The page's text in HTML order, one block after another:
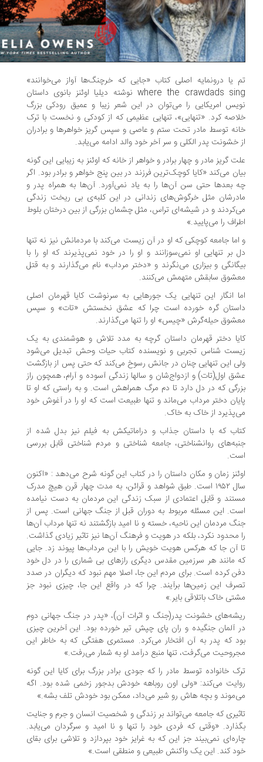
یا درونمایه اصلی کتاب «جایی که خرچنگ‌ها آواز می‌خوانند»
where the crawdads sing نوشته دیلیا اوئنز بانوی داستان
امریکایی را می‌توان در این شعر زیبا و عمیق رودکی بزرگ
کرد. «تنهایی»، تنهایی عظیمی که از کودکی و نخست با ترک
توسط مادر تحت ستم و عاصی و سپس گریز خواهرها و برادران
خشونت پدر الکلی و سر آخر خود والد ادامه می‌یابد.
گریز مادر و چهار برادر و خواهر از خانه که اوئنز به زیبایی این گونه
می‌کند «کایا کوچک‌ترین فرزند در بین پنج خواهر و برادر بود. اگر
بعدها حتی سن آن‌ها را به یاد نمی‌آورد. آن‌ها به همراه پدر و
مثل خرگوش‌های زندانی در این کلبه‌ی بی ریخت زندگی
و در شیشه‌ای تراس، مثل چشمان بزرگی از بین درختان بلوط
را می‌پایید.»
جامعه کوچکی که او در آن زیست می‌کند با مردمانش نیز نه تنها
بر تنهایی او نمی‌سوزانند و او را در خود نمی‌پذیرند که او را با
و بیزاری می‌نگرند و «دختر مرداب» نام می‌گذارند و به قتل
سابقش متهمش می‌کنند.
انگار این تنهایی یک جورهایی به سرنوشت کایا قهرمان اصلی
گره خورده است چرا که عشق نخستش «تات» و سپس
حیله‌گرش «چیس» او را تنها می‌گذارند.
دختر قهرمان داستان گرچه به مدد تلاش و هوشمندی به یک
شناس تجربی و نویسنده کتاب حیات وحش تبدیل می‌شود
این تنهایی چنان در جانش رسوخ می‌کند که حتی پس از بازگشت
اول(تات) و ازدواج‌شان و سالها زندگی آسوده و آرام، همچون راز
که در دل دارد تا دم مرگ همراهش است. و به راستی که او تا
دختر مرداب می‌ماند و تنها طبیعت است که او را در آغوش خود
از خاک به خاک.
که با داستان جذاب و دراماتیکش به فیلم نیز بدل شده از
روانشناختی، جامعه شناختی و مردم شناختی قابل بررسی
زمان و مکان داستان را در کتاب این گونه شرح می‌دهد : «اکنون
سال ۱۹۵۲ است. طبق شواهد و قرائن، به مدت چهار قرن هیچ مدرک
و قابل اعتمادی از سبک زندگی این مردمان به دست نیامده
این مسئله مربوط به دوران قبل از جنگ جهانی است. پس از
مردمان این ناحیه، خسته و نا امید بازگشتند نه تنها مرداب آن‌ها
محدود نکرد، بلکه در هویت و فرهنگ آن‌ها نیز تاثیر زیادی گذاشت.
آن جا که هرکس هویت خویش را با این مرداب‌ها پیوند زد. جایی
مانند هر سرزمین مقدس دیگری رازهای بی شماری را در دل خود
کرده است. برای مردم این جا، اصلا مهم نبود که دیگران در صدد
این زمین‌ها برآیند. چرا که در واقع این جا، چیزی نبود جز
خاک باتلاقی بایر.»
خشونت پدر(جنگ و اثرات آن)، «پدر در جنگ جهانی دوم
آلمان جنگیده و ران پای چپش تیر خورده بود. این آخرین چیزی
که پدر به آن افتخار می‌کرد. مستمری هفتگی که به خاطر این
می‌گرفت، تنها منبع درآمد او به شمار می‌رفت.»
خانواده توسط مادر را که جودی برادر بزرگ برای کایا این گونه
می‌کند: «ولی اون روباهه خودش بدجور زخمی شده بود. اگه
و بچه هاش رو شیر می‌داد، ممکن بود خودش تلف بشه.»
که جامعه می‌تواند بر زندگی و شخصیت انسان و جرم و جنایت
«وقتی که فردی خود را تنها و نا امید و سرگردان می‌یابد.
نمی‌بیند جز این که به غرایز خود بپردازد و تلاشی برای بقای
کند. این یک واکنش طبیعی و منطقی است.»